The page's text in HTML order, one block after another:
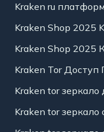
Kraken ru
Kraken Shop 2025
Kraken Shop 2025
Kraken Tor Доступ
Kraken tor
Kraken tor зеркало